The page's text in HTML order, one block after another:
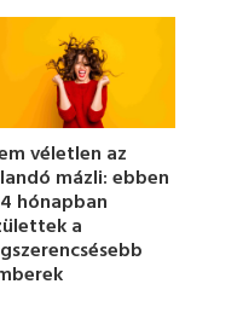
véletlen az
mázli: ebben
hónapban
a